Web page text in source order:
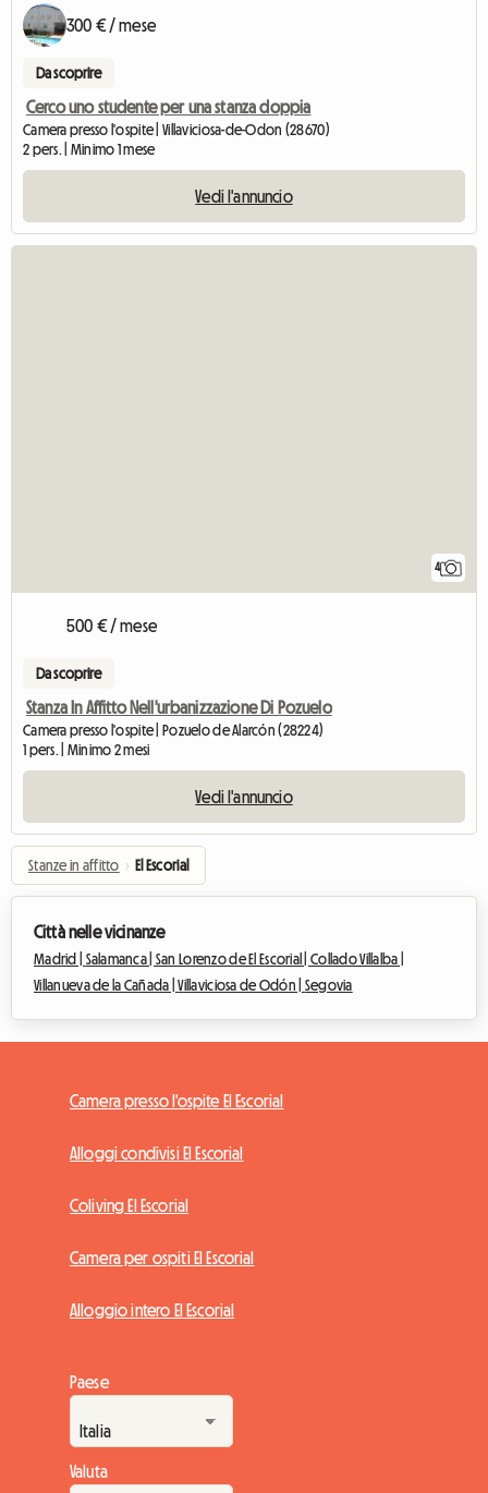
300 € / mese
Da scoprire
Cerco uno studente per una stanza doppia
Camera presso l'ospite | Villaviciosa-de-Odon (28670)
2 pers. | Minimo 1 mese
Vedi l'annuncio
4
500 € / mese
Da scoprire
Stanza In Affitto Nell'urbanizzazione Di Pozuelo
Camera presso l'ospite | Pozuelo de Alarcón (28224)
1 pers. | Minimo 2 mesi
Vedi l'annuncio
Stanze in affitto › El Escorial
Città nelle vicinanze
Madrid | Salamanca | San Lorenzo de El Escorial |Collado Villalba |
Villanueva de la Cañada |Villaviciosa de Odón | Segovia
Camera presso l'ospite El Escorial
Alloggi condivisi El Escorial
Coliving El Escorial
Camera per ospiti El Escorial
Alloggio intero El Escorial
Paese
Valuta